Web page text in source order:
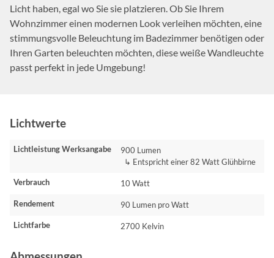
Licht haben, egal wo Sie sie platzieren. Ob Sie Ihrem
Wohnzimmer einen modernen Look verleihen möchten, eine
stimmungsvolle Beleuchtung im Badezimmer benötigen oder
Ihren Garten beleuchten möchten, diese weiße Wandleuchte
passt perfekt in jede Umgebung!
Lichtwerte
Lichtleistung Werksangabe
900 Lumen
↳ Entspricht einer 82 Watt Glühbirne
Verbrauch 10 Watt
Rendement 90 Lumen pro Watt
Lichtfarbe 2700 Kelvin